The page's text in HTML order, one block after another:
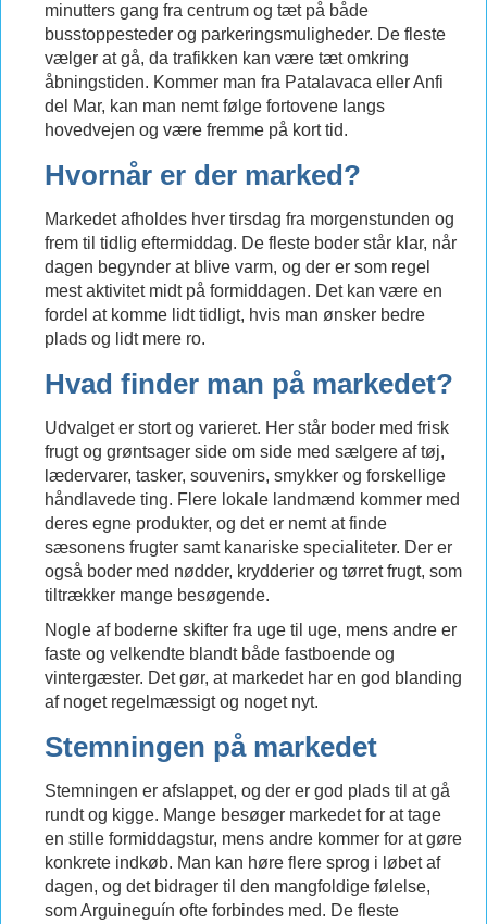
minutters gang fra centrum og tæt på både
busstoppesteder og parkeringsmuligheder. De fleste
vælger at gå, da trafikken kan være tæt omkring
åbningstiden. Kommer man fra Patalavaca eller Anfi
del Mar, kan man nemt følge fortovene langs
hovedvejen og være fremme på kort tid.
Hvornår er der marked?
Markedet afholdes hver tirsdag fra morgenstunden og
frem til tidlig eftermiddag. De fleste boder står klar, når
dagen begynder at blive varm, og der er som regel
mest aktivitet midt på formiddagen. Det kan være en
fordel at komme lidt tidligt, hvis man ønsker bedre
plads og lidt mere ro.
Hvad finder man på markedet?
Udvalget er stort og varieret. Her står boder med frisk
frugt og grøntsager side om side med sælgere af tøj,
lædervarer, tasker, souvenirs, smykker og forskellige
håndlavede ting. Flere lokale landmænd kommer med
deres egne produkter, og det er nemt at finde
sæsonens frugter samt kanariske specialiteter. Der er
også boder med nødder, krydderier og tørret frugt, som
tiltrækker mange besøgende.
Nogle af boderne skifter fra uge til uge, mens andre er
faste og velkendte blandt både fastboende og
vintergæster. Det gør, at markedet har en god blanding
af noget regelmæssigt og noget nyt.
Stemningen på markedet
Stemningen er afslappet, og der er god plads til at gå
rundt og kigge. Mange besøger markedet for at tage
en stille formiddagstur, mens andre kommer for at gøre
konkrete indkøb. Man kan høre flere sprog i løbet af
dagen, og det bidrager til den mangfoldige følelse,
som Arguineguín ofte forbindes med. De fleste